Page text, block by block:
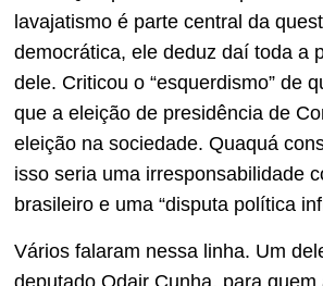
lavajatismo é parte central da
democrática, ele deduz daí toda a
dele. Criticou o “esquerdismo” de
que a eleição de presidência de
eleição na sociedade. Quaquá
isso seria uma irresponsabilidade
brasileiro e uma “disputa política
Vários falaram nessa linha. Um
deputado Odair Cunha, para quem